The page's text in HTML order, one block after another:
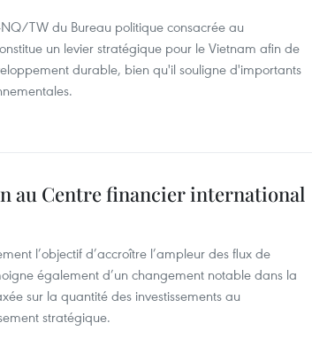
TW du Bureau politique consacrée au
un levier stratégique pour le Vietnam afin de
durable, bien qu'il souligne d'importants
au Centre financier international
l’objectif d’accroître l’ampleur des flux de
également d’un changement notable dans la
sur la quantité des investissements au
stratégique.